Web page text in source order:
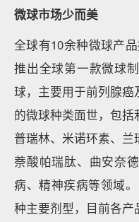
微球市场少而美
全球有10余种微球产
推出全球第一款微球
球，主要用于前列腺
的微球种类面世，包
普瑞林、米诺环素、
萘酸帕瑞肽、曲安奈
病、精神疾病等领域
种主要剂型，目前各